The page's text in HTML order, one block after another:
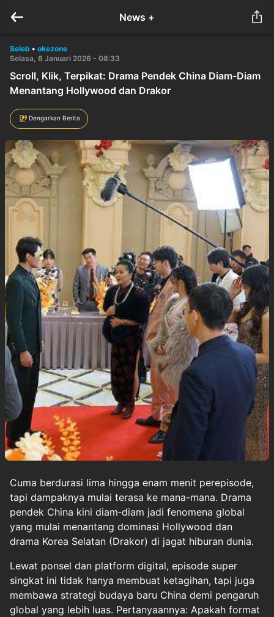
News +
Seleb • okezone
Selasa, 6 Januari 2026 - 08:33
Scroll, Klik, Terpikat: Drama Pendek China Diam-Diam
Menantang Hollywood dan Drakor
Dengarkan Berita
Cuma berdurasi lima hingga enam menit perepisode,
tapi dampaknya mulai terasa ke mana-mana. Drama
pendek China kini diam‑diam jadi fenomena global
yang mulai menantang dominasi Hollywood dan
drama Korea Selatan (Drakor) di jagat hiburan dunia.
Lewat ponsel dan platform digital, episode super
singkat ini tidak hanya membuat ketagihan, tapi juga
membawa strategi budaya baru China demi pengaruh
global yang lebih luas. Pertanyaannya: Apakah format